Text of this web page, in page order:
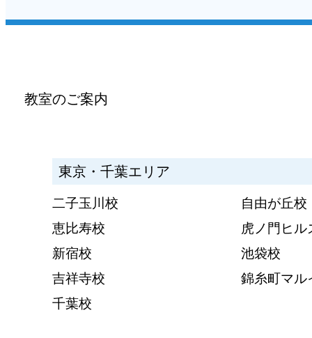
教室のご案内
東京・千葉エリア
二子玉川校
自由が丘校
恵比寿校
虎ノ門ヒル
新宿校
池袋校
吉祥寺校
錦糸町マル
千葉校